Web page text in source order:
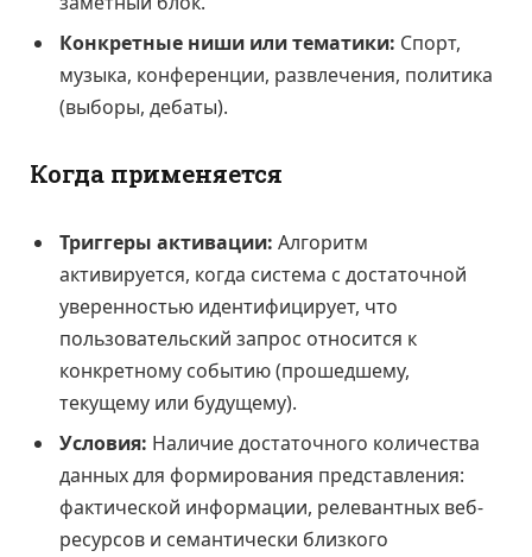
Конкретные ниши или тематики: Спорт,
музыка, конференции, развлечения, политика
(выборы, дебаты).
Когда применяется
Триггеры активации: Алгоритм
активируется, когда система с достаточной
уверенностью идентифицирует, что
пользовательский запрос относится к
конкретному событию (прошедшему,
текущему или будущему).
Условия: Наличие достаточного количества
данных для формирования представления:
фактической информации, релевантных веб-
ресурсов и семантически близкого